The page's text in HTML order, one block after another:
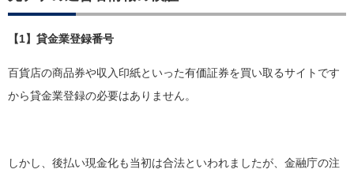
【1】貸金業登録番号
百貨店の商品券や収入印紙といった有価証券を買い取るサイトです
から貸金業登録の必要はありません。
しかし、後払い現金化も当初は合法といわれましたが、金融庁の注